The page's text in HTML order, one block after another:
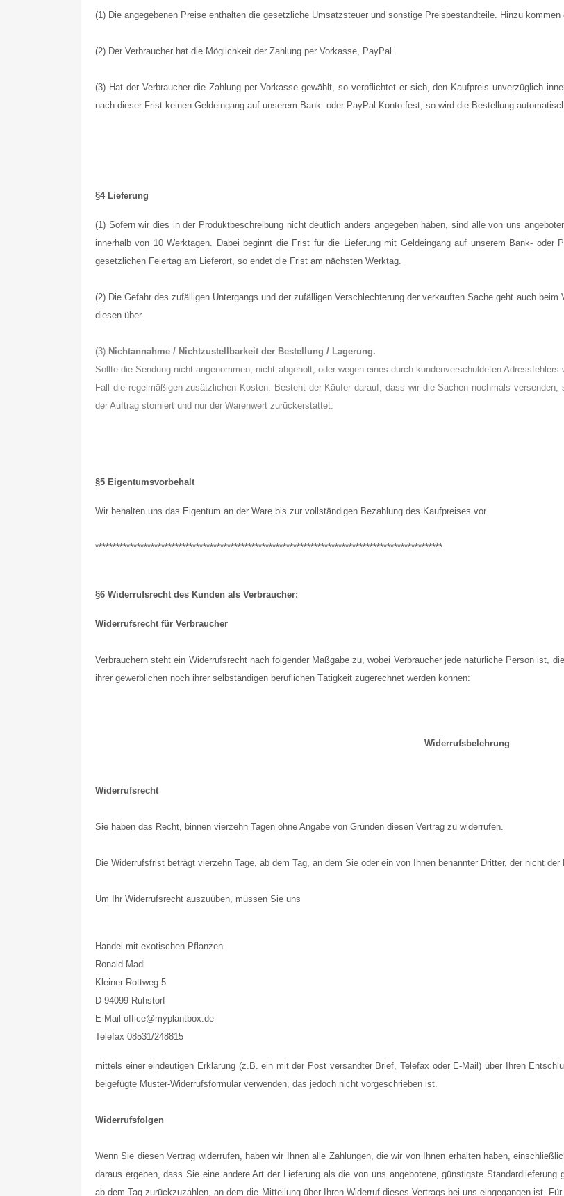
(1) Die angegebenen Preise enthalten die gesetzliche Umsatzsteuer und sonstige Preisbestandteile. Hinzu kommen
(2) Der Verbraucher hat die Möglichkeit der Zahlung per Vorkasse, PayPal .
(3) Hat der Verbraucher die Zahlung per Vorkasse gewählt, so verpflichtet er sich, den Kaufpreis unverzüglich
nach dieser Frist keinen Geldeingang auf unserem Bank- oder PayPal Konto fest, so wird die Bestellung
§4 Lieferung
(1) Sofern wir dies in der Produktbeschreibung nicht deutlich anders angegeben haben, sind alle von uns
innerhalb von 10 Werktagen. Dabei beginnt die Frist für die Lieferung mit Geldeingang auf unserem Bank- oder
gesetzlichen Feiertag am Lieferort, so endet die Frist am nächsten Werktag.
(2) Die Gefahr des zufälligen Untergangs und der zufälligen Verschlechterung der verkauften Sache geht auch
diesen über.
(3) Nichtannahme / Nichtzustellbarkeit der Bestellung / Lagerung.
Sollte die Sendung nicht angenommen, nicht abgeholt, oder wegen eines durch kundenverschuldeten
Fall die regelmäßigen zusätzlichen Kosten. Besteht der Käufer darauf, dass wir die Sachen nochmals
der Auftrag storniert und nur der Warenwert zurückerstattet.
§5 Eigentumsvorbehalt
Wir behalten uns das Eigentum an der Ware bis zur vollständigen Bezahlung des Kaufpreises vor.
****************************************************************************************************
§6 Widerrufsrecht des Kunden als Verbraucher:
Widerrufsrecht für Verbraucher
Verbrauchern steht ein Widerrufsrecht nach folgender Maßgabe zu, wobei Verbraucher jede natürliche Person ist,
ihrer gewerblichen noch ihrer selbständigen beruflichen Tätigkeit zugerechnet werden können:
Widerrufsbelehrung
Widerrufsrecht
Sie haben das Recht, binnen vierzehn Tagen ohne Angabe von Gründen diesen Vertrag zu widerrufen.
Die Widerrufsfrist beträgt vierzehn Tage, ab dem Tag, an dem Sie oder ein von Ihnen benannter Dritter, der nicht
Um Ihr Widerrufsrecht auszuüben, müssen Sie uns
Handel mit exotischen Pflanzen
Ronald Madl
Kleiner Rottweg 5
D-94099 Ruhstorf
E-Mail office@myplantbox.de
Telefax 08531/248815
mittels einer eindeutigen Erklärung (z.B. ein mit der Post versandter Brief, Telefax oder E-Mail) über Ihren
beigefügte Muster-Widerrufsformular verwenden, das jedoch nicht vorgeschrieben ist.
Widerrufsfolgen
Wenn Sie diesen Vertrag widerrufen, haben wir Ihnen alle Zahlungen, die wir von Ihnen erhalten haben,
daraus ergeben, dass Sie eine andere Art der Lieferung als die von uns angebotene, günstigste
ab dem Tag zurückzuzahlen, an dem die Mitteilung über Ihren Widerruf dieses Vertrags bei uns eingegangen ist.